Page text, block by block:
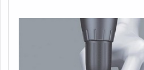
insertos intercambiáveis e cabe...